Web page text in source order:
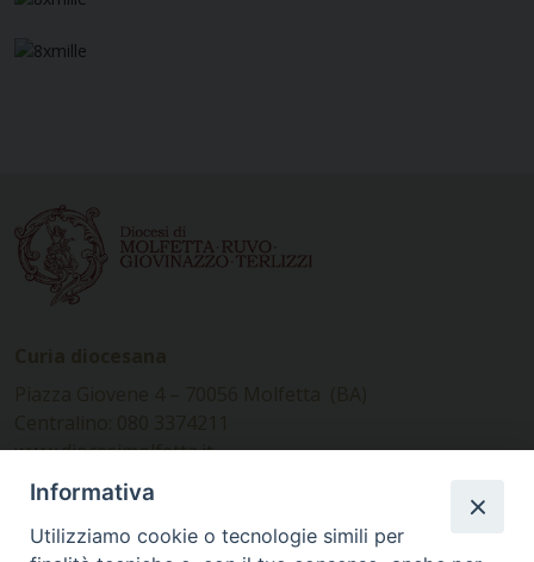
www.diocesimolfetta.it –
diocesimolfetta@pec.chiesacattolica.it
Informativa
Utilizziamo cookie o tecnologie simili per